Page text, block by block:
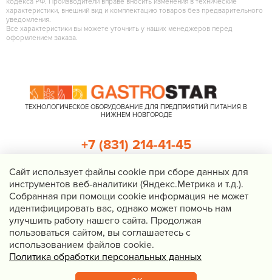
характеристики, внешний вид и комплектацию товаров без предварительного
уведомления.
Все характеристики вы можете уточнить у наших менеджеров перед
оформлением заказа.
ТЕХНОЛОГИЧЕСКОЕ ОБОРУДОВАНИЕ ДЛЯ ПРЕДПРИЯТИЙ ПИТАНИЯ В
НИЖНЕМ НОВГОРОДЕ
Нижний Новгород, Казанское шоссе, д. 4, корп. 3, пом. 1
info@gastrostar.ru
Политика конфиденциальности
+7 (831) 214-41-45
Перезвоните мне
оборудования для предприятий общественного питания
Cайт использует файлы cookie при сборе данных для
инструментов веб-аналитики (Яндекс.Метрика и т.д.).
Собранная при помощи cookie информация не может
идентифицировать вас, однако может помочь нам
улучшить работу нашего сайта. Продолжая
пользоваться сайтом, вы соглашаетесь с
использованием файлов cookie.
Политика обработки персональных данных